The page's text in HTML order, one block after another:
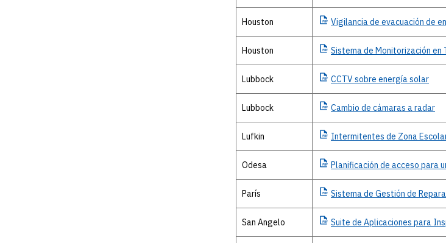
Houston Vigilancia de evacuación de
Houston Sistema de Monitorización en
Lubbock CCTVsobre energía solar
Lubbock Cambio de cámaras a radar
Lufkin Intermitentes de Zona
Odesa Planificación de acceso para
París Sistema de Gestión de
San Angelo Suite de Aplicaciones para